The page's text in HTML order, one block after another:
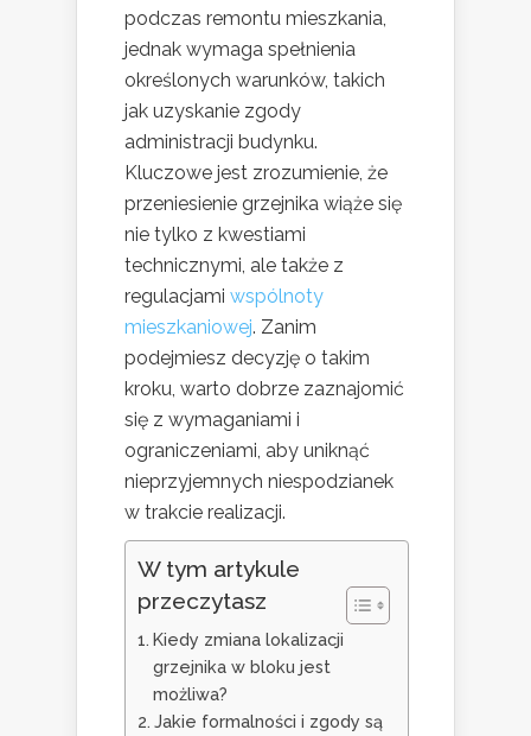
podczas remontu mieszkania,
jednak wymaga spełnienia
określonych warunków, takich
jak uzyskanie zgody
administracji budynku.
Kluczowe jest zrozumienie, że
przeniesienie grzejnika wiąże się
nie tylko z kwestiami
technicznymi, ale także z
regulacjami wspólnoty
mieszkaniowej. Zanim
podejmiesz decyzję o takim
kroku, warto dobrze zaznajomić
się z wymaganiami i
ograniczeniami, aby uniknąć
nieprzyjemnych niespodzianek
w trakcie realizacji.
W tym artykule
przeczytasz
Kiedy zmiana lokalizacji
grzejnika w bloku jest
możliwa?
Jakie formalności i zgody są